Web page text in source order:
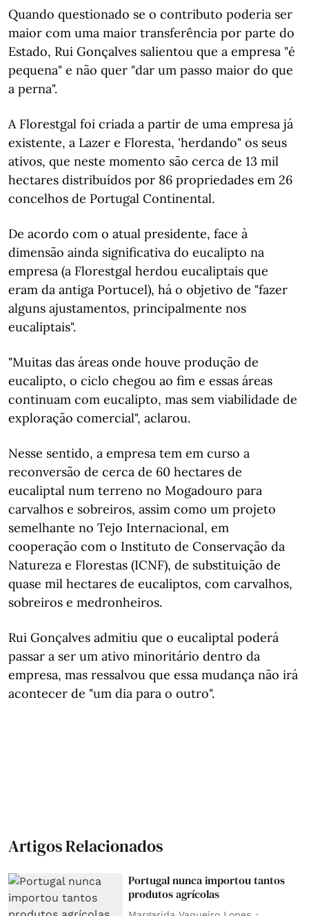
Quando questionado se o contributo poderia ser
maior com uma maior transferência por parte do
Estado, Rui Gonçalves salientou que a empresa "é
pequena" e não quer "dar um passo maior do que
a perna".
A Florestgal foi criada a partir de uma empresa já
existente, a Lazer e Floresta, 'herdando" os seus
ativos, que neste momento são cerca de 13 mil
hectares distribuídos por 86 propriedades em 26
concelhos de Portugal Continental.
De acordo com o atual presidente, face à
dimensão ainda significativa do eucalipto na
empresa (a Florestgal herdou eucaliptais que
eram da antiga Portucel), há o objetivo de "fazer
alguns ajustamentos, principalmente nos
eucaliptais".
"Muitas das áreas onde houve produção de
eucalipto, o ciclo chegou ao fim e essas áreas
continuam com eucalipto, mas sem viabilidade de
exploração comercial", aclarou.
Nesse sentido, a empresa tem em curso a
reconversão de cerca de 60 hectares de
eucaliptal num terreno no Mogadouro para
carvalhos e sobreiros, assim como um projeto
semelhante no Tejo Internacional, em
cooperação com o Instituto de Conservação da
Natureza e Florestas (ICNF), de substituição de
quase mil hectares de eucaliptos, com carvalhos,
sobreiros e medronheiros.
Rui Gonçalves admitiu que o eucaliptal poderá
passar a ser um ativo minoritário dentro da
empresa, mas ressalvou que essa mudança não irá
acontecer de "um dia para o outro".
Artigos Relacionados
Portugal nunca importou tantos
produtos agrícolas